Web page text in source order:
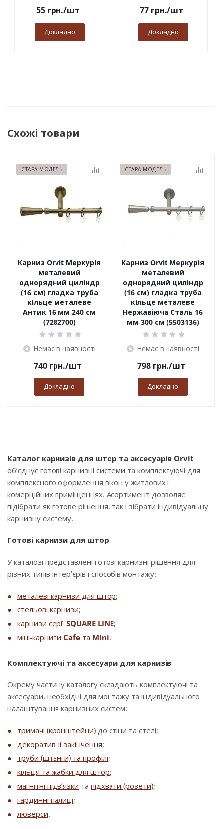
55грн./шт
Докладно
77грн./шт
Докладно
Схожі товари
СТАРА МОДЕЛЬ
Карниз Orvit Меркурія
металевий
однорядний циліндр
(16 см) гладка труба
кільце металеве
Антик 16 мм 240 см
(7282700)
Немає в наявності
740грн./шт
Докладно
СТАРА МОДЕЛЬ
Карниз Orvit Меркурія
металевий
однорядний циліндр
(16 см) гладка труба
кільце металеве
Нержавіюча Сталь 16
мм 300 см (5503136)
Немає в наявності
798грн./шт
Докладно
Каталог карнизів для штор та аксесуарів Orvit
об’єднує готові карнизні системи та комплектуючі для
комплексного оформлення вікон у житлових і
комерційних приміщеннях. Асортимент дозволяє
підібрати як готове рішення, так і зібрати індивідуальну
карнизну систему.
Готові карнизи для штор
У каталозі представлені готові карнизні рішення для
різних типів інтер’єрів і способів монтажу:
металеві карнизи для штор;
стельові карнизи;
карнизи серії SQUARE LINE;
міні-карнизи Cafe та Mini.
Комплектуючі та аксесуари для карнизів
Окрему частину каталогу складають комплектуючі та
аксесуари, необхідні для монтажу та індивідуального
налаштування карнизних систем:
тримачі (кронштейни) до стіни та стелі;
декоративні закінчення;
труби (штанги) та профілі;
кільця та жабки для штор;
магнітні підв’язки та підхвати (розети);
гардинні палиці;
люверси.